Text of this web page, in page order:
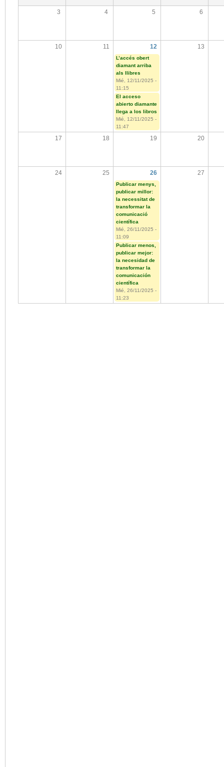
3 4 5 6
10 11 12 13
L’accés obert
diamant arriba
als llibres
Mié, 12/11/2025 -
11:15
El acceso
abierto diamante
llega a los libros
Mié, 12/11/2025 -
11:47
17 18 19 20
24 25 26 27
Publicar menys,
publicar millor:
la necessitat de
transformar la
comunicació
científica
Mié, 26/11/2025 -
11:09
Publicar menos,
publicar mejor:
la necesidad de
transformar la
comunicación
científica
Mié, 26/11/2025 -
11:23